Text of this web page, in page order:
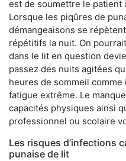
est de soumettre le patient
Lorsque les piqûres de
démangeaisons se
répétitifs la nuit. On
dans le lit en question
passez des nuits agitées
heures de sommeil
fatigue extrême. Le
capacités physiques ainsi
professionnel ou scolaire
Les risques d’infections
punaise de lit